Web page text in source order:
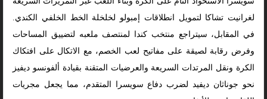
لغرانيت تشاكا لتمويل انطلاقات إمبولو لخلخلة الخط الخلفي الكندي.
في المقابل، سيتراجع منتخب كندا لمنتصف ملعبه لتضييق المساحات
وفرض رقابة لصيقة على مفاتيح لعب الخصم، مع الاتكال على افتكاك
الكرة ونقل المرتدات السريعة والعرضيات المتقنة بقيادة ألفونسو ديفيز
نحو جوناثان ديفيد لضرب دفاع سويسرا المتقدم، مما يجعل مجريات